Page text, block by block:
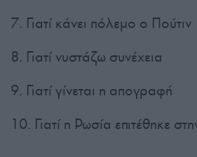
7. Γιατί κάνει πόλεμο ο Πούτιν
8. Γιατί νυστάζω συνέχεια
9. Γιατί γίνεται η απογραφή
10. Γιατί η Ρωσία επιτέθηκε